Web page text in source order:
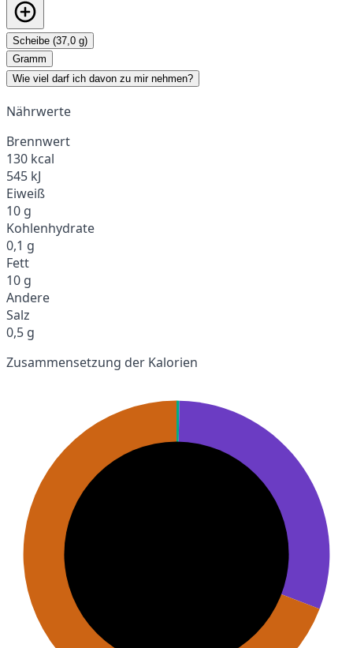
Scheibe (37,0 g)
Gramm
Wie viel darf ich davon zu mir nehmen?
Nährwerte
Brennwert
130 kcal
545 kJ
Eiweiß
10 g
Kohlenhydrate
0,1 g
Fett
10 g
Andere
Salz
0,5 g
Zusammensetzung der Kalorien